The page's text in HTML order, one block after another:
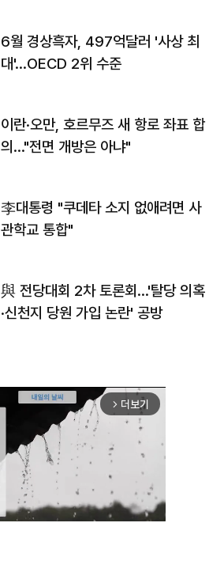
6월 경상흑자, 497억달러 '사상 최
대'…OECD 2위 수준
이란·오만, 호르무즈 새 항로 좌표 합
의…"전면 개방은 아냐"
李대통령 "쿠데타 소지 없애려면 사
관학교 통합"
與 전당대회 2차 토론회…'탈당 의혹
·신천지 당원 가입 논란' 공방
arrow_forward_ios 더보기